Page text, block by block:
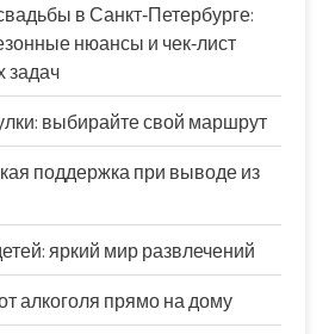
в Санкт‑Петербурге:
нюансы и чек‑лист
задач
выбирайте свой маршрут
поддержка при выводе из
яркий мир развлечений
алкоголя прямо на дому